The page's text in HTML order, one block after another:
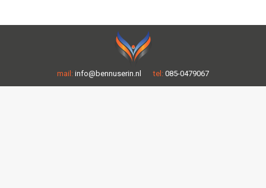
mail: info@bennuserin.nl tel: 085-0479067